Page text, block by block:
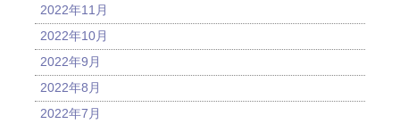
2022年11月
2022年10月
2022年9月
2022年8月
2022年7月